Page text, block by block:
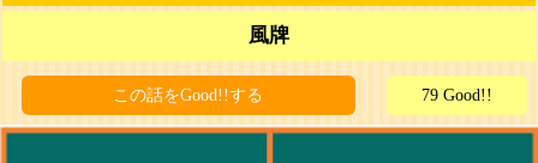
風牌
この話をGood!!する 79 Good!!